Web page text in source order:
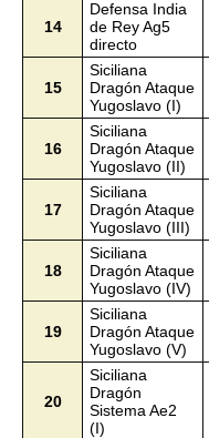
14
Defensa India
de Rey Ag5
directo
15
Siciliana
Dragón Ataque
Yugoslavo (I)
16
Siciliana
Dragón Ataque
Yugoslavo (II)
17
Siciliana
Dragón Ataque
Yugoslavo (III)
18
Siciliana
Dragón Ataque
Yugoslavo (IV)
19
Siciliana
Dragón Ataque
Yugoslavo (V)
20
Siciliana
Dragón
Sistema Ae2
(I)